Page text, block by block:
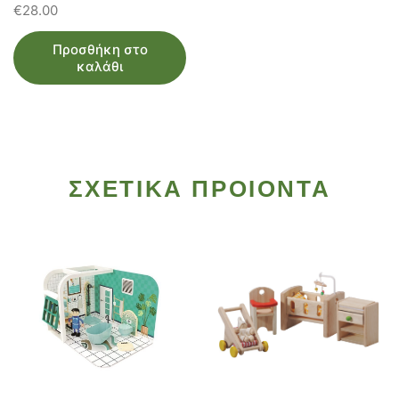
€28.00
Προσθήκη στο
καλάθι
ΣΧΕΤΙΚΑ ΠΡΟΙΟΝΤΑ